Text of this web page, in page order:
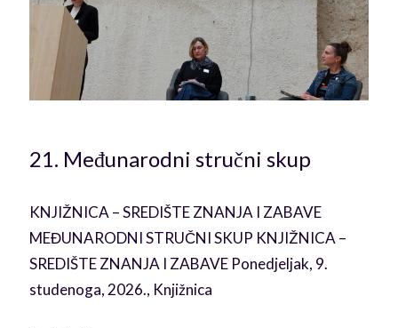
21. Međunarodni stručni skup
KNJIŽNICA – SREDIŠTE ZNANJA I ZABAVE
MEĐUNARODNI STRUČNI SKUP KNJIŽNICA –
SREDIŠTE ZNANJA I ZABAVE Ponedjeljak, 9.
studenoga, 2026., Knjižnica